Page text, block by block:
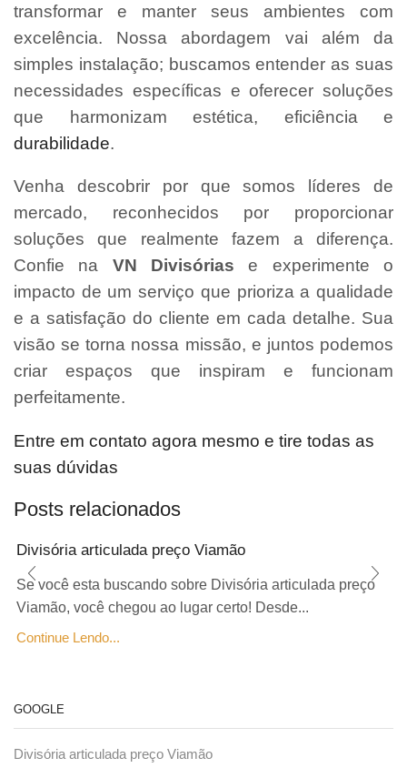
transformar e manter seus ambientes com
excelência. Nossa abordagem vai além da
simples instalação; buscamos entender as suas
necessidades específicas e oferecer soluções
que harmonizam estética, eficiência e
durabilidade.
Venha descobrir por que somos líderes de
mercado, reconhecidos por proporcionar
soluções que realmente fazem a diferença.
Confie na VN Divisórias e experimente o
impacto de um serviço que prioriza a qualidade
e a satisfação do cliente em cada detalhe. Sua
visão se torna nossa missão, e juntos podemos
criar espaços que inspiram e funcionam
perfeitamente.
Entre em contato agora mesmo e tire todas as
suas dúvidas
Posts relacionados
Divisória articulada preço Viamão
Se você esta buscando sobre Divisória articulada preço
Viamão, você chegou ao lugar certo! Desde...
Continue Lendo...
GOOGLE
Divisória articulada preço Viamão